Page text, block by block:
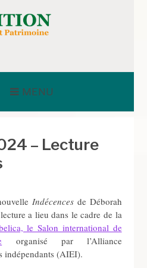
MENU
– Lecture
Indécencesde Déborah
a lieu dans le cadre de la
le Salon international de
organisé par l’Alliance
indépendants (AIEI).